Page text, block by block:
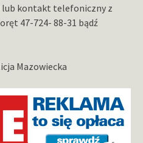
lub kontakt telefoniczny z
47-724- 88-31 bądź
Mazowiecka